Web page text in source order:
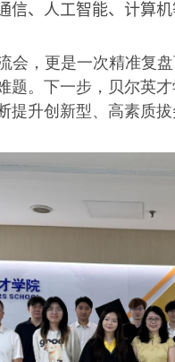
、人工智能、 计算机
会，更是一次精准复
。下一步，贝尔英
升创新型、高素质